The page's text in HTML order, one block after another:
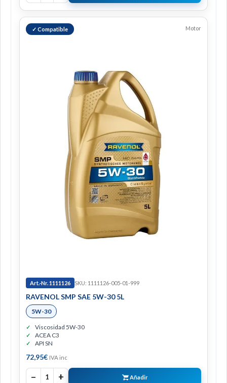
✓ Compatible Motor
Art.-Nr. 1111126 SKU: 1111126-005-01-999
RAVENOL SMP SAE 5W-30 5L
5W-30
Viscosidad 5W-30
ACEA C3
API SN
72,95€ IVA inc
− 1 + Añadir